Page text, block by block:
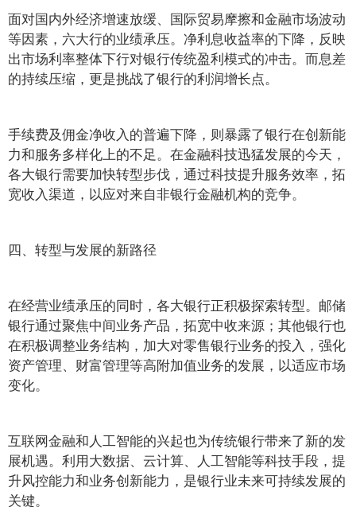
面对国内外经济增速放缓、国际贸易摩擦和金融市场波动
等因素，六大行的业绩承压。净利息收益率的下降，反映
出市场利率整体下行对银行传统盈利模式的冲击。而息差
的持续压缩，更是挑战了银行的利润增长点。
手续费及佣金净收入的普遍下降，则暴露了银行在创新能
力和服务多样化上的不足。在金融科技迅猛发展的今天，
各大银行需要加快转型步伐，通过科技提升服务效率，拓
宽收入渠道，以应对来自非银行金融机构的竞争。
四、转型与发展的新路径
在经营业绩承压的同时，各大银行正积极探索转型。邮储
银行通过聚焦中间业务产品，拓宽中收来源；其他银行也
在积极调整业务结构，加大对零售银行业务的投入，强化
资产管理、财富管理等高附加值业务的发展，以适应市场
变化。
互联网金融和人工智能的兴起也为传统银行带来了新的发
展机遇。利用大数据、云计算、人工智能等科技手段，提
升风控能力和业务创新能力，是银行业未来可持续发展的
关键。